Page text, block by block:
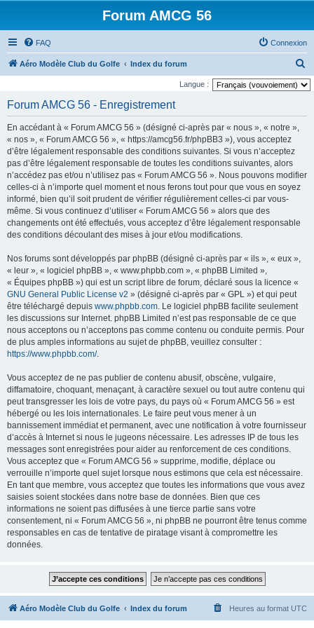
Forum AMCG 56
FAQ Connexion
Aéro Modèle Club du Golfe Index du forum
e
Langue :
Forum AMCG 56 - Enregistrement
En accédant à « Forum AMCG 56 » (désigné ci-après par « nous », « notre »,
« nos », « Forum AMCG 56 », « https://amcg56.fr/phpBB3 »), vous acceptez
d’être légalement responsable des conditions suivantes. Si vous n’acceptez
pas d’être légalement responsable de toutes les conditions suivantes, alors
n’accédez pas et/ou n’utilisez pas « Forum AMCG 56 ». Nous pouvons modifier
celles-ci à n’importe quel moment et nous ferons tout pour que vous en soyez
informé, bien qu’il soit prudent de vérifier régulièrement celles-ci par vous-
même. Si vous continuez d’utiliser « Forum AMCG 56 » alors que des
changements ont été effectués, vous acceptez d’être légalement responsable
des conditions découlant des mises à jour et/ou modifications.
Nos forums sont développés par phpBB (désigné ci-après par « ils », « eux »,
« leur », « logiciel phpBB », « www.phpbb.com », « phpBB Limited »,
« Équipes phpBB ») qui est un script libre de forum, déclaré sous la licence «
GNU General Public License v2 » (désigné ci-après par « GPL ») et qui peut
être téléchargé depuis www.phpbb.com. Le logiciel phpBB facilite seulement
les discussions sur Internet. phpBB Limited n’est pas responsable de ce que
nous acceptons ou n’acceptons pas comme contenu ou conduite permis. Pour
de plus amples informations au sujet de phpBB, veuillez consulter :
https://www.phpbb.com/.
Vous acceptez de ne pas publier de contenu abusif, obscène, vulgaire,
diffamatoire, choquant, menaçant, à caractère sexuel ou tout autre contenu qui
peut transgresser les lois de votre pays, du pays où « Forum AMCG 56 » est
hébergé ou les lois internationales. Le faire peut vous mener à un
bannissement immédiat et permanent, avec une notification à votre fournisseur
d’accès à Internet si nous le jugeons nécessaire. Les adresses IP de tous les
messages sont enregistrées pour aider au renforcement de ces conditions.
Vous acceptez que « Forum AMCG 56 » supprime, modifie, déplace ou
verrouille n’importe quel sujet lorsque nous estimons que cela est nécessaire.
En tant que membre, vous acceptez que toutes les informations que vous avez
saisies soient stockées dans notre base de données. Bien que ces
informations ne soient pas diffusées à une tierce partie sans votre
consentement, ni « Forum AMCG 56 », ni phpBB ne pourront être tenus comme
responsables en cas de tentative de piratage visant à compromettre les
données.
Aéro Modèle Club du Golfe Index du forum Heures au format UTC